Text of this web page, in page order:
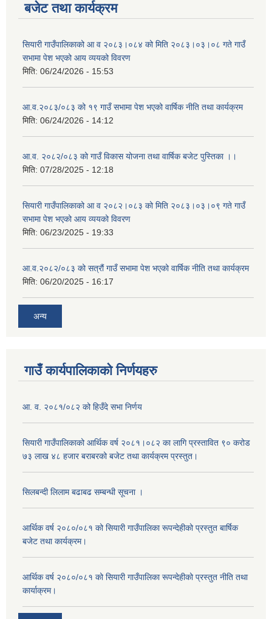
बजेट तथा कार्यक्रम
सियारी गाउँपालिकाको आ व २०८३।०८४ को मिति २०८३।०३।०८ गते गाउँ
सभामा पेश भएको आय व्ययको विवरण
मिति: 06/24/2026 - 15:53
आ.व.२०८३/०८३ को १९ गाउँ सभामा पेश भएको वार्षिक नीति तथा कार्यक्रम
मिति: 06/24/2026 - 14:12
आ.व. २०८२/०८३ को गाउँ विकास योजना तथा वार्षिक बजेट पुस्तिका ।।
मिति: 07/28/2025 - 12:18
सियारी गाउँपालिकाको आ व २०८२।०८३ को मिति २०८३।०३।०९ गते गाउँ
सभामा पेश भएको आय व्ययको विवरण
मिति: 06/23/2025 - 19:33
आ.व.२०८२/०८३ को सत्रौं गाउँ सभामा पेश भएको वार्षिक नीति तथा कार्यक्रम
मिति: 06/20/2025 - 16:17
अन्य
गाउँ कार्यपालिकाको निर्णयहरु
आ. व. २०८१/०८२ को हिउँदे सभा निर्णय
सियारी गाउँपालिकाको आर्थिक वर्ष २०८१।०८२ का लागि प्रस्तावित ९० करोड
७३ लाख ४८ हजार बराबरको बजेट तथा कार्यक्रम प्रस्तुत।
सिलबन्दी लिलाम बढाबढ सम्बन्धी सूचना ।
आर्थिक वर्ष २०८०/०८१ को सियारी गाउँपालिका रूपन्देहीको प्रस्तुत बार्षिक
बजेट तथा कार्यक्रम।
आर्थिक वर्ष २०८०/०८१ को सियारी गाउँपालिका रूपन्देहीको प्रस्तुत नीति तथा
कार्याक्रम।